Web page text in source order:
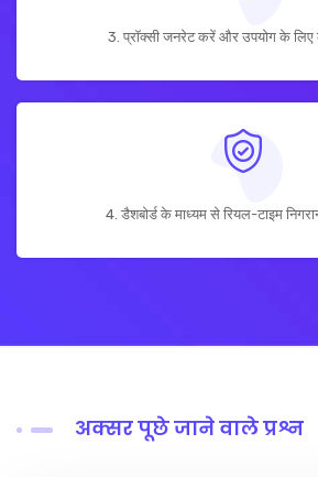
3. प्रॉक्सी जनरेट करें और उपयोग के लिए
4. डैशबोर्ड के माध्यम से रियल-टाइम
अक्सर पूछे जाने वाले प्रश्न